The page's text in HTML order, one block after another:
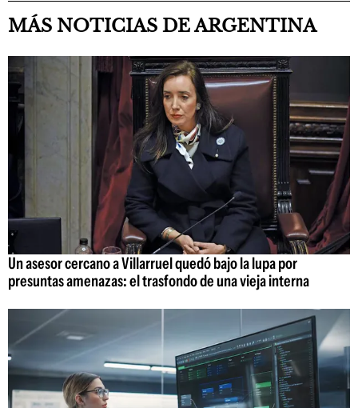
MÁS NOTICIAS DE ARGENTINA
Un asesor cercano a Villarruel quedó bajo la lupa por
presuntas amenazas: el trasfondo de una vieja interna